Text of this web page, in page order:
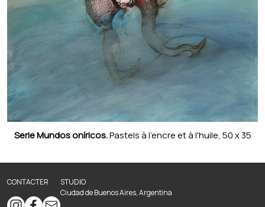
Serie Mundos oníricos.Pastels à l'encre et à l'huile, 50 x 35
CONTACTER
STUDIO
Ciudad de Buenos Aires, Argentina